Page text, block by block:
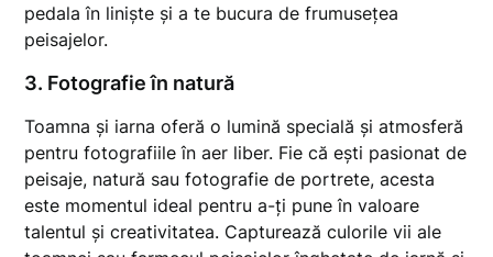
pedala în liniște și a te bucura de frumusețea
peisajelor.
3. Fotografie în natură
Toamna și iarna oferă o lumină specială și atmosferă
pentru fotografiile în aer liber. Fie că ești pasionat de
peisaje, natură sau fotografie de portrete, acesta
este momentul ideal pentru a-ți pune în valoare
talentul și creativitatea. Capturează culorile vii ale